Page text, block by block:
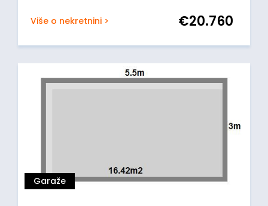
Više o nekretnini > €20.760
Garaže